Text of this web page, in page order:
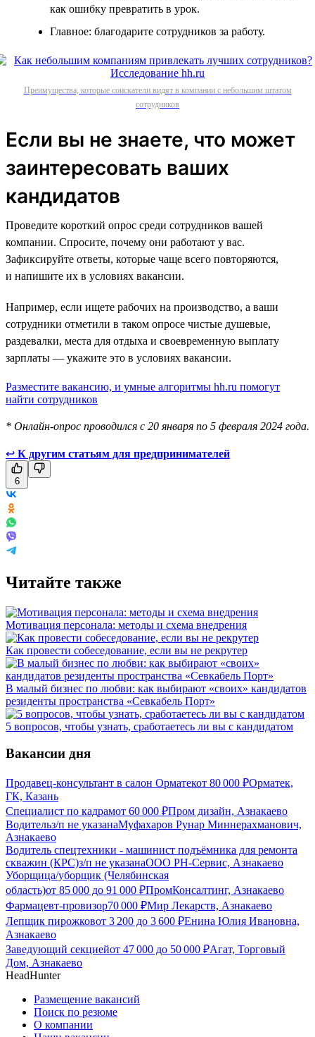
как ошибку превратить в урок.
Главное: благодарите сотрудников за работу.
Преимущества, которые соискатели видят в компании с небольшим штатом
сотрудников
Если вы не знаете, что может
заинтересовать ваших
кандидатов
Проведите короткий опрос среди сотрудников вашей
компании. Спросите, почему они работают у вас.
Зафиксируйте ответы, которые чаще всего повторяются,
и напишите их в условиях вакансии.
Например, если ищете рабочих на производство, а ваши
сотрудники отметили в таком опросе чистые душевые,
раздевалки, места для отдыха и своевременную выплату
зарплаты — укажите это в условиях вакансии.
Разместите вакансию, и умные алгоритмы hh.ru помогут
найти сотрудников
* Онлайн-опрос проводился с 20 января по 5 февраля 2024 года.
↩ К другим статьям для предпринимателей
6
Читайте также
Мотивация персонала: методы и схема внедрения
Как провести собеседование, если вы не рекрутер
В малый бизнес по любви: как выбирают «своих» кандидатов
резиденты пространства «Севкабель Порт»
5 вопросов, чтобы узнать, сработаетесь ли вы с кандидатом
Вакансии дня
Продавец-консультант в салон Орматекот 80 000 ₽Орматек,
ГК, Казань
Специалист по кадрамот 60 000 ₽Пром дизайн, Азнакаево
Водительз/п не указанаМуфахаров Рунар Миннерахманович,
Азнакаево
Водитель спецтехники - машинист подъёмника для ремонта
скважин (КРС)з/п не указанаООО РН-Сервис, Азнакаево
Уборщица/уборщик (Челябинская
область)от 85 000 до 91 000 ₽ПромКонсалтинг, Азнакаево
Фармацевт-провизор70 000 ₽Мир Лекарств, Азнакаево
Лепщик пирожковот 3 200 до 3 600 ₽Енина Юлия Ивановна,
Азнакаево
Заведующий секциейот 47 000 до 50 000 ₽Агат, Торговый
Дом, Азнакаево
HeadHunter
Размещение вакансий
Поиск по резюме
О компании